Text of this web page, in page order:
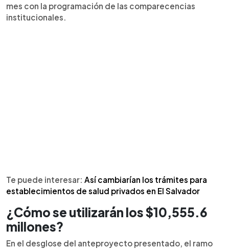
mes con la programación de las comparecencias
institucionales.
Te puede interesar: Así cambiarían los trámites para
establecimientos de salud privados en El Salvador
¿Cómo se utilizarán los $10,555.6
millones?
En el desglose del anteproyecto presentado, el ramo